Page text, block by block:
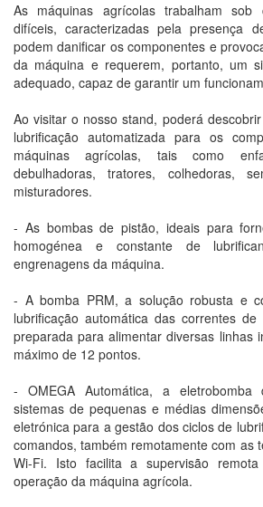
As máquinas agrícolas trabalham sob
difíceis, caracterizadas pela presença
podem danificar os componentes e
da máquina e requerem, portanto, um
adequado, capaz de garantir um
Ao visitar o nosso stand, poderá
lubrificação automatizada para os
máquinas agrícolas, tais como
debulhadoras, tratores, colhedoras,
misturadores.
- As bombas de pistão, ideais para
homogénea e constante de
engrenagens da máquina.
- A bomba PRM, a solução robusta e
lubrificação automática das correntes
preparada para alimentar diversas linhas
máximo de 12 pontos.
- OMEGA Automática, a
sistemas de pequenas e médias
eletrónica para a gestão dos ciclos de
comandos, também remotamente com as
Wi-Fi. Isto facilita a supervisão
operação da máquina agrícola.